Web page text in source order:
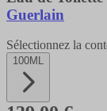
Guerlain
Sélectionnez la
100ML